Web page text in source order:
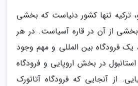
ترکیه تنها کشور دنیاست که بخشی
بخشی از آن در قاره آسیاست. در هر
فرودگاه بین المللی و مهم وجود
استانبول در بخش اروپایی و فرودگاه
از آنجایی که فرودگاه آتاتورک